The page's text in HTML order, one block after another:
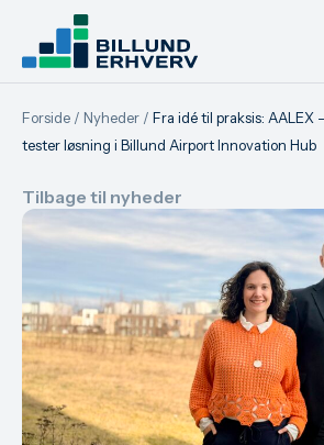
Forside / Nyheder / Fra idé til praksis: AALEX
tester løsning i Billund Airport Innovation Hub
Tilbage til nyheder